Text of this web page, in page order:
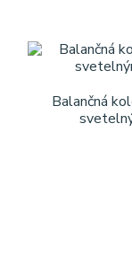
Balančná